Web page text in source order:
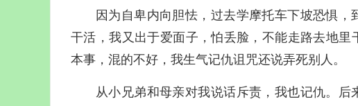
因为自卑内向胆怯，过去学摩托车下坡恐惧
干活，我又出于爱面子，怕丢脸，不能走路去地
本事，混的不好，我生气记仇诅咒还说弄死别人。
从小兄弟和母亲对我说话斥责，我也记仇。